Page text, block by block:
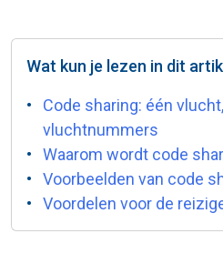
Wat kun je lezen in dit
Code sharing: één
vluchtnummers
Waarom wordt code
Voorbeelden van code
Voordelen voor de